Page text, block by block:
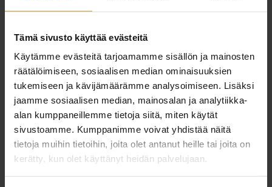
Tämä sivusto käyttää evästeitä
Käytämme evästeitä tarjoamamme sisällön ja mainosten
räätälöimiseen, sosiaalisen median ominaisuuksien
tukemiseen ja kävijämäärämme analysoimiseen. Lisäksi
jaamme sosiaalisen median, mainosalan ja analytiikka-
alan kumppaneillemme tietoja siitä, miten käytät
sivustoamme. Kumppanimme voivat yhdistää näitä
tietoja muihin tietoihin, joita olet antanut heille tai joita on
kerätty, kun olet käyttänyt heidän palvelujaan.
Lue artikkeli